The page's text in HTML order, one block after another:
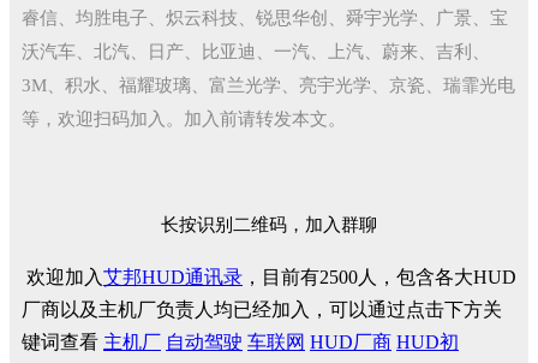
睿信、均胜电子、炽云科技、锐思华创、舜宇光学、广景、宝
沃汽车、北汽、日产、比亚迪、一汽、上汽、蔚来、吉利、
3M、积水、福耀玻璃、富兰光学、亮宇光学、京瓷、瑞霏光电
等，欢迎扫码加入。加入前请转发本文。
长按识别二维码，加入群聊
欢迎加入艾邦HUD通讯录 ，目前有2500人，包含各大HUD
厂商以及主机厂负责人均已经加入，可以通过点击下方关
键词查看 主机厂 自动驾驶 车联网 HUD厂商 HUD初